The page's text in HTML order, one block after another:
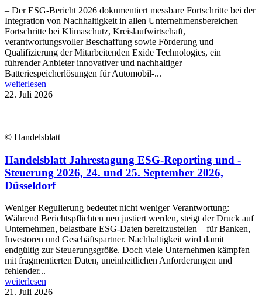
– Der ESG-Bericht 2026 dokumentiert messbare Fortschritte bei der
Integration von Nachhaltigkeit in allen Unternehmensbereichen–
Fortschritte bei Klimaschutz, Kreislaufwirtschaft,
verantwortungsvoller Beschaffung sowie Förderung und
Qualifizierung der Mitarbeitenden Exide Technologies, ein
führender Anbieter innovativer und nachhaltiger
Batteriespeicherlösungen für Automobil-...
weiterlesen
22. Juli 2026
© Handelsblatt
Handelsblatt Jahrestagung ESG-Reporting und -
Steuerung 2026, 24. und 25. September 2026,
Düsseldorf
Weniger Regulierung bedeutet nicht weniger Verantwortung:
Während Berichtspflichten neu justiert werden, steigt der Druck auf
Unternehmen, belastbare ESG-Daten bereitzustellen – für Banken,
Investoren und Geschäftspartner. Nachhaltigkeit wird damit
endgültig zur Steuerungsgröße. Doch viele Unternehmen kämpfen
mit fragmentierten Daten, uneinheitlichen Anforderungen und
fehlender...
weiterlesen
21. Juli 2026